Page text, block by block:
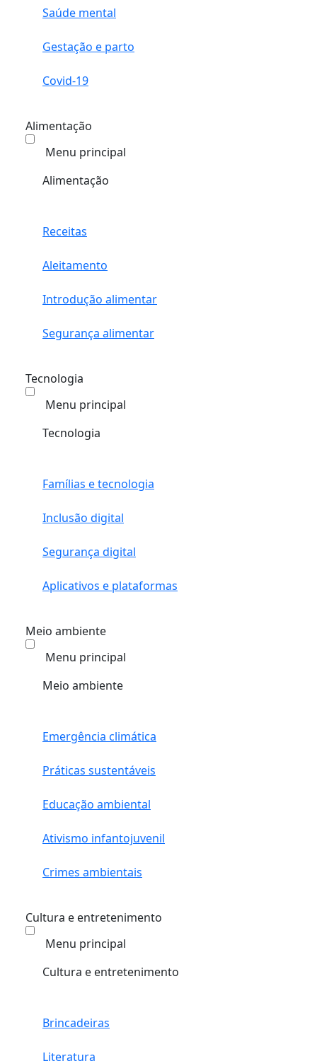
Saúde mental
Gestação e parto
Covid-19
Alimentação
Menu principal
Alimentação
Receitas
Aleitamento
Introdução alimentar
Segurança alimentar
Tecnologia
Menu principal
Tecnologia
Famílias e tecnologia
Inclusão digital
Segurança digital
Aplicativos e plataformas
Meio ambiente
Menu principal
Meio ambiente
Emergência climática
Práticas sustentáveis
Educação ambiental
Ativismo infantojuvenil
Crimes ambientais
Cultura e entretenimento
Menu principal
Cultura e entretenimento
Brincadeiras
Literatura